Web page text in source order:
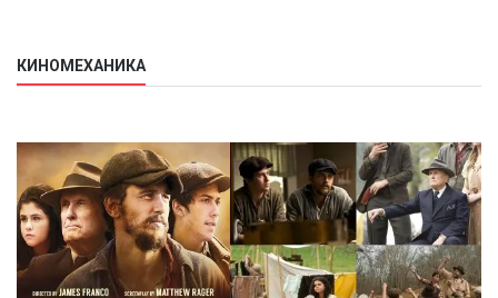
КИНОМЕХАНИКА